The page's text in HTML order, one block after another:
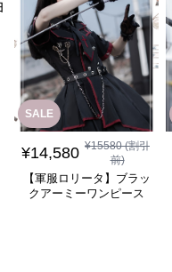
SALE
¥14,580 ¥15580(割引
前)
【軍服ロリータ】ブラッ
クアーミーワンピース